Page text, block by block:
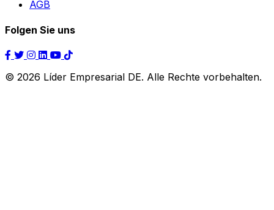
AGB
Folgen Sie uns
© 2026 Líder Empresarial DE. Alle Rechte vorbehalten.